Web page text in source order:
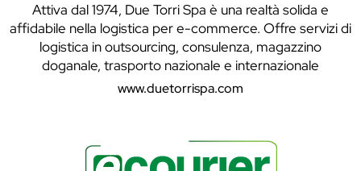
Attiva dal 1974, Due Torri Spa è una realtà solida e
affidabile nella logistica per e-commerce. Offre servizi di
logistica in outsourcing, consulenza, magazzino
doganale, trasporto nazionale e internazionale
www.duetorrispa.com